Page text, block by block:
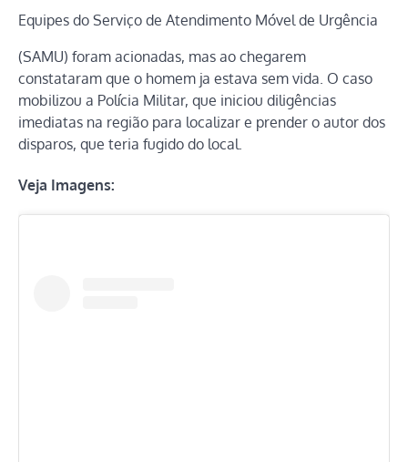
Equipes do Serviço de Atendimento Móvel de Urgência
(SAMU) foram acionadas, mas ao chegarem
constataram que o homem ja estava sem vida. O caso
mobilizou a Polícia Militar, que iniciou diligências
imediatas na região para localizar e prender o autor dos
disparos, que teria fugido do local.
Veja Imagens: